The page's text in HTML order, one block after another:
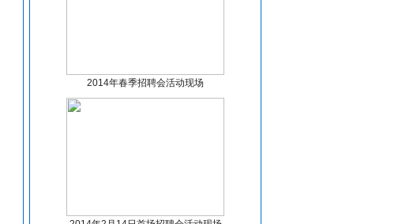
眉山市东坡区尚义镇卫生院关于编外人员拟聘
人员信息公示(3-27)
眉山市东坡区妇幼保健计划生育服务中心关于
2014年春季招聘会活动现场